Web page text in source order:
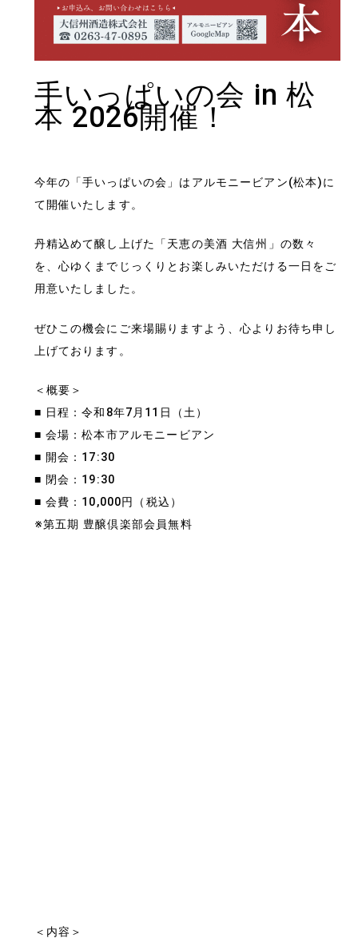
手いっぱいの会 in 松
本 2026開催！
今年の「手いっぱいの会」はアルモニービアン(松本)に
て開催いたします。
丹精込めて醸し上げた「天恵の美酒 大信州」の数々
を、心ゆくまでじっくりとお楽しみいただける一日をご
用意いたしました。
ぜひこの機会にご来場賜りますよう、心よりお待ち申し
上げております。
＜概要＞
■ 日程：令和8年7月11日（土）
■ 会場：松本市アルモニービアン
■ 開会：17:30
■ 閉会：19:30
■ 会費：10,000円（税込）
※第五期 豊醸倶楽部会員無料
＜内容＞